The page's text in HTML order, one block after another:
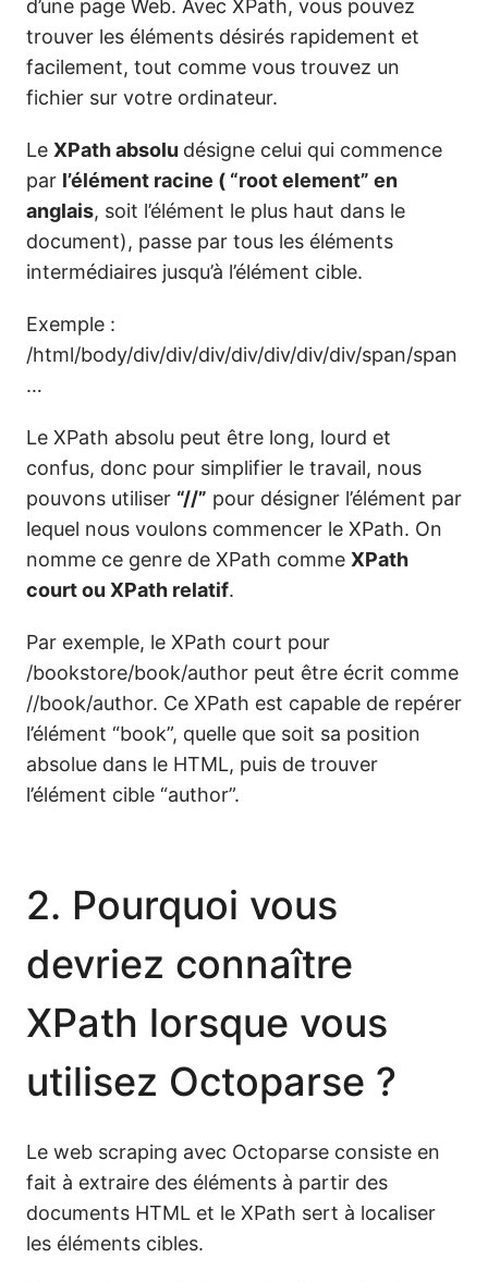
d’une page Web. Avec XPath, vous pouvez
trouver les éléments désirés rapidement et
facilement, tout comme vous trouvez un
fichier sur votre ordinateur.
Le XPath absolu désigne celui qui commence
par l’élément racine ( “root element” en
anglais, soit l’élément le plus haut dans le
document), passe par tous les éléments
intermédiaires jusqu’à l’élément cible.
Exemple :
/html/body/div/div/div/div/div/div/div/span/span
…
Le XPath absolu peut être long, lourd et
confus, donc pour simplifier le travail, nous
pouvons utiliser “//” pour désigner l’élément par
lequel nous voulons commencer le XPath. On
nomme ce genre de XPath comme XPath
court ou XPath relatif.
Par exemple, le XPath court pour
/bookstore/book/author peut être écrit comme
//book/author. Ce XPath est capable de repérer
l’élément “book”, quelle que soit sa position
absolue dans le HTML, puis de trouver
l’élément cible “author”.
2. Pourquoi vous
devriez connaître
XPath lorsque vous
utilisez Octoparse ?
Le web scraping avec Octoparse consiste en
fait à extraire des éléments à partir des
documents HTML et le XPath sert à localiser
les éléments cibles.